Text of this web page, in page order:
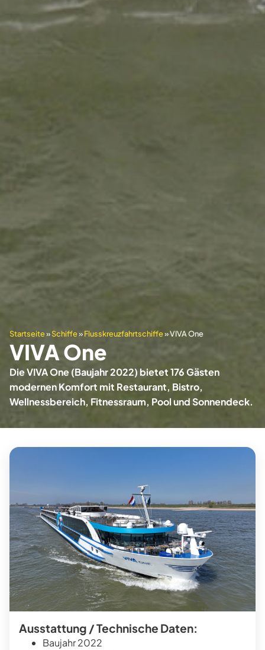
Startseite»Schiffe»Flusskreuzfahrtschiffe»VIVA One
VIVA One
Die VIVA One (Baujahr 2022) bietet 176 Gästen
modernen Komfort mit Restaurant, Bistro,
Wellnessbereich, Fitnessraum, Pool und Sonnendeck.
Ausstattung / Technische Daten:
Baujahr 2022